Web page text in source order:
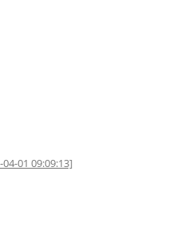
01 09:09:13]